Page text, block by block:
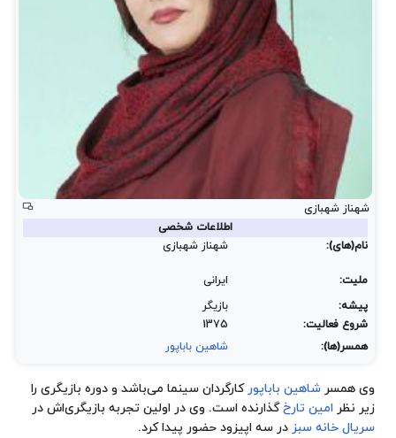
شهناز شهبازی
اطلاعات شخصی
نام(های):
شهناز شهبازی
ملیت:
ایرانی
پیشه:
بازیگر
شروع فعالیت:
1375
همسر(ها):
شاهین باباپور
وی همسر شاهین باباپور کارگردان سینما می‌باشد و دوره بازیگری را
زیر نظر امین تارخگذارنده است. وی در اولین تجربه بازیگری‌اش در
سریال خانه سبز در سه اپیزود حضور پیدا کرد.